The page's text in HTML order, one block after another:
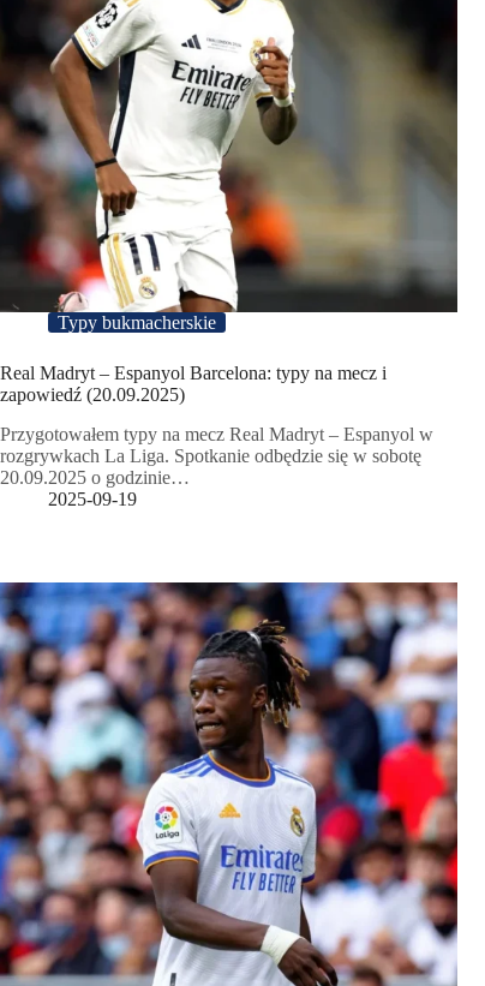
Typy bukmacherskie
Real Madryt – Espanyol Barcelona: typy na mecz i
zapowiedź (20.09.2025)
Przygotowałem typy na mecz Real Madryt – Espanyol w
rozgrywkach La Liga. Spotkanie odbędzie się w sobotę
20.09.2025 o godzinie…
2025-09-19